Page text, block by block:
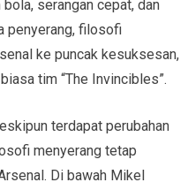
serangan cepat, dan
penyerang, filosofi
ke puncak kesuksesan,
tim “The Invincibles”.
terdapat perubahan
menyerang tetap
Di bawah Mikel